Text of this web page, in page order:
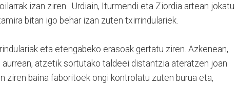
izan ziren. Urdiain, Iturmendi eta Ziordia artean jokatu
bitan igo behar izan zuten txirrindulariek.
eta etengabeko erasoak gertatu ziren. Azkenean,
atzetik sortutako taldeei distantzia ateratzen joan
ziren baina faboritoek ongi kontrolatu zuten burua eta,